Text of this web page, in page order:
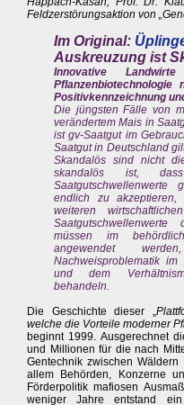
Feldzerstörungsaktion von
Im Original:
Auskreuzung ist
Innovative
Positivkennzeichnung
Die jüngsten Fälle von
verändertem Mais in
ist gv-Saatgut im
Saatgut in Deutschland
Skandalös sind nicht
skandalös ist,
endlich zu akzeptieren,
weiteren
müssen im
angewendet
Nachweisproblematik im
und dem
behandeln.
Die Geschichte dieser „
welche die Vorteile moderner
beginnt 1999. Ausgerechnet
und Millionen für die nach
Gentechnik zwischen
allem Behörden, Konzerne
Förderpolitik mafiosen
weniger Jahre entstand